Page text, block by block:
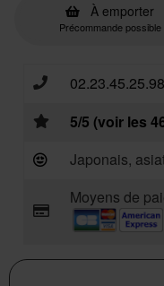
À emporter
Précommande possible
02.23.45.25.98
5/5 (voir les
Japonais,
Moyens de